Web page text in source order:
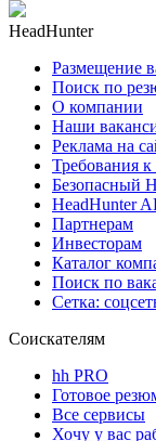
HeadHunter
Размещение
Поиск по
О компании
Наши
Реклама на
Требования
Безопасный
HeadHunter
Партнерам
Инвесторам
Каталог
Поиск по
Сетка:
Соискателям
hh PRO
Готовое
Все сервисы
Хочу у вас